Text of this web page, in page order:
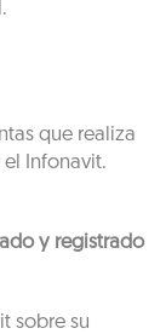
que realiza
Infonavit.
y registrado
sobre su